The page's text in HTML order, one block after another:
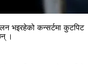
भइरहेको कन्सर्टमा कुटपिट
।